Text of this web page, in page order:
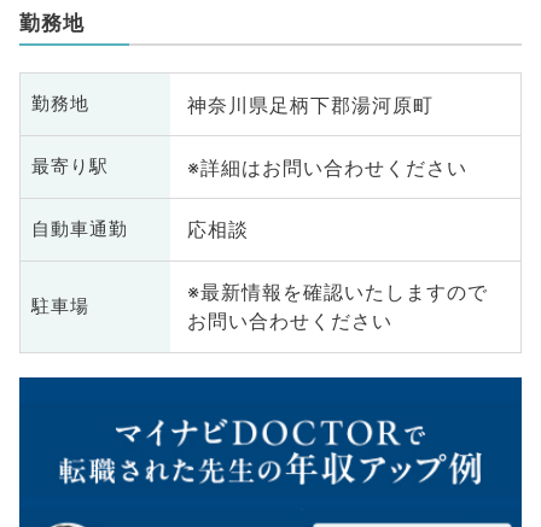
勤務地
勤務地 神奈川県足柄下郡湯河原町
最寄り駅 ※詳細はお問い合わせください
自動車通勤 応相談
駐車場
※最新情報を確認いたしますので
お問い合わせください